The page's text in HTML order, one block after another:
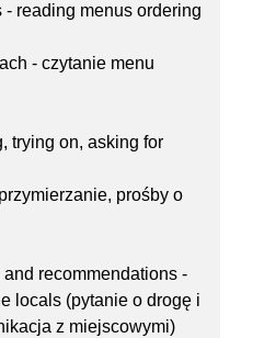
reading menus ordering
- czytanie menu
trying on, asking for
prośby o
recommendations -
locals (pytanie o drogę i
z miejscowymi)